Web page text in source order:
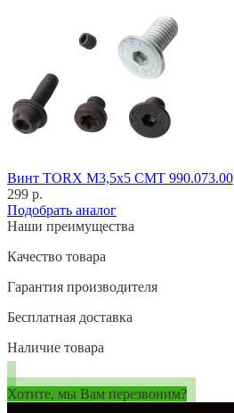
Винт TORX M3,5x5 CMT 990.073.00
299 р.
Подобрать аналог
Наши преимущества
Качество товара
Гарантия производителя
Бесплатная доставка
Наличие товара
Хотите, мы Вам перезвоним?